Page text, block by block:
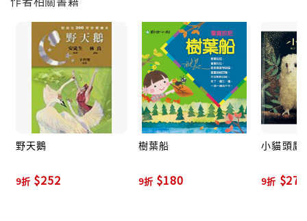
型，綜合運用壓克力顏料、色鉛筆和粉彩，色彩繽
紛明亮，看似隨意的筆觸，其實經過了精心的設計
與安排。整本書詩與畫互相妝點、相互映襯，充滿
童心與童趣，就像玩具一樣吸引孩子的目光。
野天鵝
9折 $252
樹葉船
9折 $180
小貓頭鷹
9折 $270